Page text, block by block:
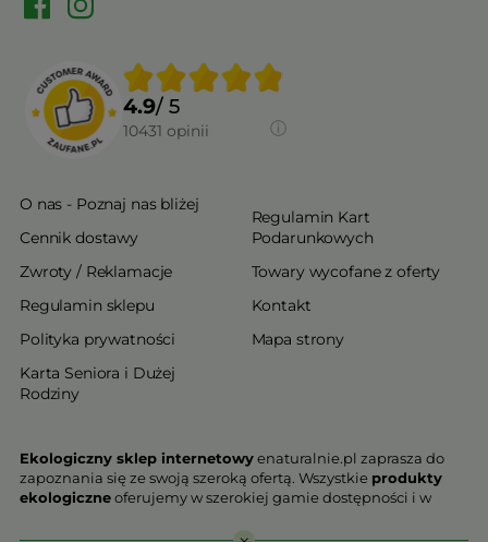
4.9/ 5
10431 opinii
O nas - Poznaj nas bliżej
Cennik dostawy
Zwroty / Reklamacje
Regulamin sklepu
Polityka prywatności
Karta Seniora i Dużej
Rodziny
Regulamin Kart
Podarunkowych
Towary wycofane z oferty
Kontakt
Mapa strony
Ekologiczny sklep internetowyenaturalnie.pl zaprasza do
zapoznania się ze swoją szeroką ofertą. Wszystkie produkty
ekologiczneoferujemy w szerokiej gamie dostępności i w
ekologiczne charakteryzują się najwyższą jakością.